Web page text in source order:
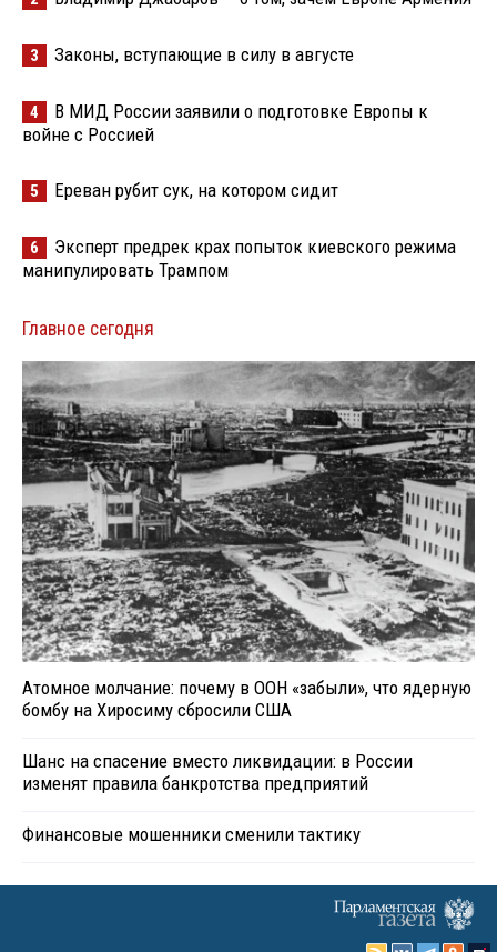
3 Законы, вступающие в силу в августе
4
В МИД России заявили о подготовке Европы к
войне с Россией
5 Ереван рубит сук, на котором сидит
6
Эксперт предрек крах попыток киевского режима
манипулировать Трампом
Главное сегодня
Атомное молчание: почему в ООН «забыли», что ядерную
бомбу на Хиросиму сбросили США
Шанс на спасение вместо ликвидации: в России
изменят правила банкротства предприятий
Финансовые мошенники сменили тактику